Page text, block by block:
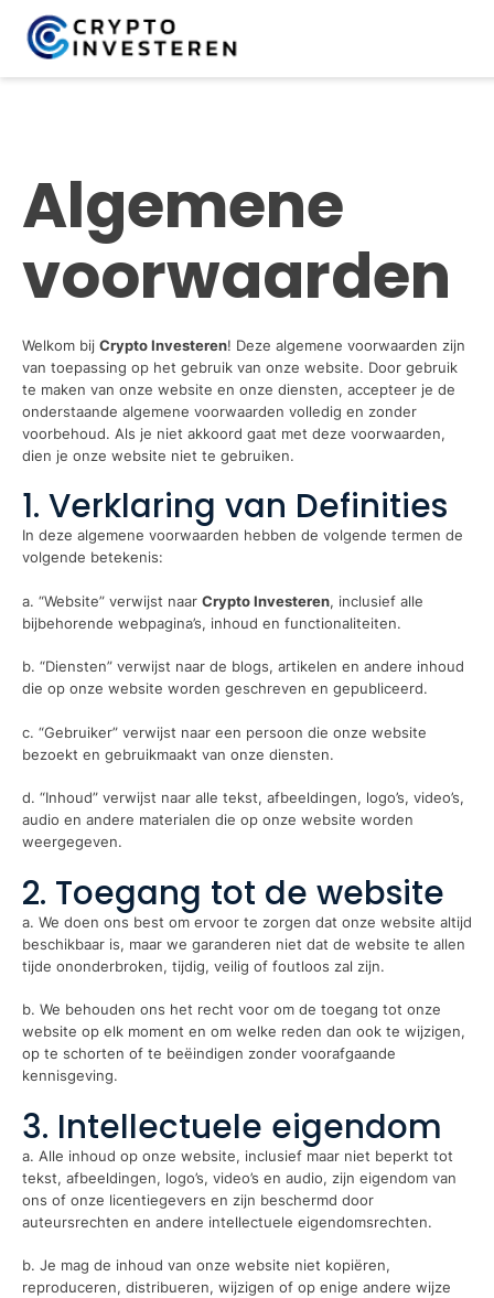
Algemene
voorwaarden
Welkom bij Crypto Investeren! Deze algemene voorwaarden zijn
van toepassing op het gebruik van onze website. Door gebruik
te maken van onze website en onze diensten, accepteer je de
onderstaande algemene voorwaarden volledig en zonder
voorbehoud. Als je niet akkoord gaat met deze voorwaarden,
dien je onze website niet te gebruiken.
1. Verklaring van Definities
In deze algemene voorwaarden hebben de volgende termen de
volgende betekenis:
a. “Website” verwijst naar Crypto Investeren, inclusief alle
bijbehorende webpagina’s, inhoud en functionaliteiten.
b. “Diensten” verwijst naar de blogs, artikelen en andere inhoud
die op onze website worden geschreven en gepubliceerd.
c. “Gebruiker” verwijst naar een persoon die onze website
bezoekt en gebruikmaakt van onze diensten.
d. “Inhoud” verwijst naar alle tekst, afbeeldingen, logo’s, video’s,
audio en andere materialen die op onze website worden
weergegeven.
2. Toegang tot de website
a. We doen ons best om ervoor te zorgen dat onze website altijd
beschikbaar is, maar we garanderen niet dat de website te allen
tijde ononderbroken, tijdig, veilig of foutloos zal zijn.
b. We behouden ons het recht voor om de toegang tot onze
website op elk moment en om welke reden dan ook te wijzigen,
op te schorten of te beëindigen zonder voorafgaande
kennisgeving.
3. Intellectuele eigendom
a. Alle inhoud op onze website, inclusief maar niet beperkt tot
tekst, afbeeldingen, logo’s, video’s en audio, zijn eigendom van
ons of onze licentiegevers en zijn beschermd door
auteursrechten en andere intellectuele eigendomsrechten.
b. Je mag de inhoud van onze website niet kopiëren,
reproduceren, distribueren, wijzigen of op enige andere wijze